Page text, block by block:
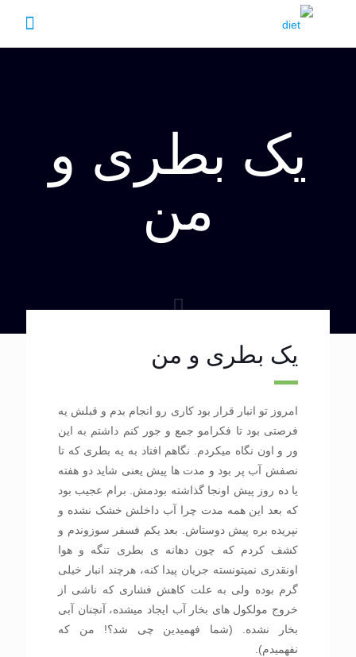
یک بطری و
من
یک بطری و من
امروز تو انبار قرار بود کاری رو انجام بدم و قبلش یه
فرصتی بود تا فکرامو جمع و جور کنم داشتم به این
ور و اون نگاه میکردم. نگاهم افتاد به یه بطری که تا
نصفش آب پر بود و مدت ها پیش یعنی شاید دو هفته
یا ده روز پیش اونجا گذاشته بودمش. برام عجیب بود
که بعد این همه مدت چرا آب داخلش خشک نشده و
نپریده بره پیش دوستاش. بعد یکم فسفر سوزوندم و
کشف کردم که چون دهانه ی بطری تنگه و هوا
اونقدری نمیتونسته جریان پیدا کنه، هرچند انبار خیلی
گرم بوده ولی به علت کاهش فشاری که ناشی از
خروج مولکول های بخار آب ایجاد میشده، آنچنان آبی
بخار نشده. (شما فهمیدین چی شد؟! من که
نفهمیدم).